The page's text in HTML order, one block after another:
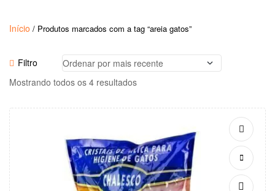
Início / Produtos marcados com a tag “areia gatos”
Filtro
Mostrando todos os 4 resultados